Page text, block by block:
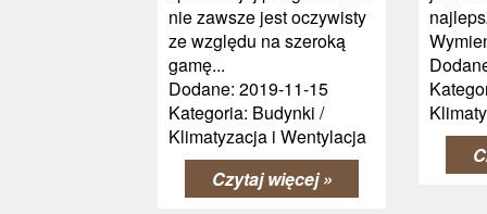
nie zawsze jest oczywisty
ze względu na szeroką
gamę...
Dodane: 2019-11-15
Kategoria: Budynki /
Klimatyzacja i Wentylacja
Czytaj więcej »